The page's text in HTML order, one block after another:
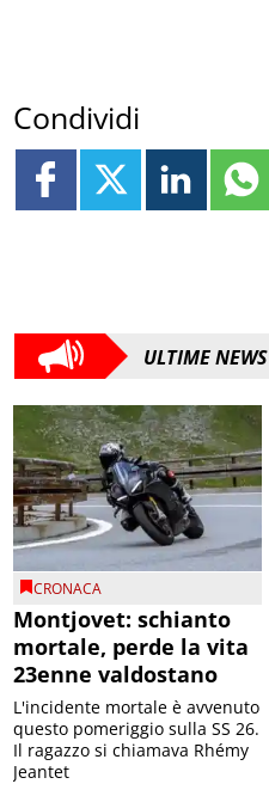
Condividi
ULTIME NEWS
CRONACA
Montjovet: schianto
mortale, perde la vita
23enne valdostano
L'incidente mortale è avvenuto
questo pomeriggio sulla SS 26.
Il ragazzo si chiamava Rhémy
Jeantet